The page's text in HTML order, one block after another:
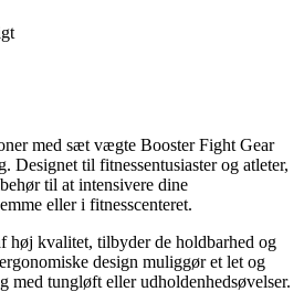
med sæt vægte Booster Fight Gear
Designet til fitnessentusiaster og atleter,
til at intensivere dine
eller i fitnesscenteret.
høj kvalitet, tilbyder de holdbarhed og
design muliggør et let og
med tungløft eller udholdenhedsøvelser.